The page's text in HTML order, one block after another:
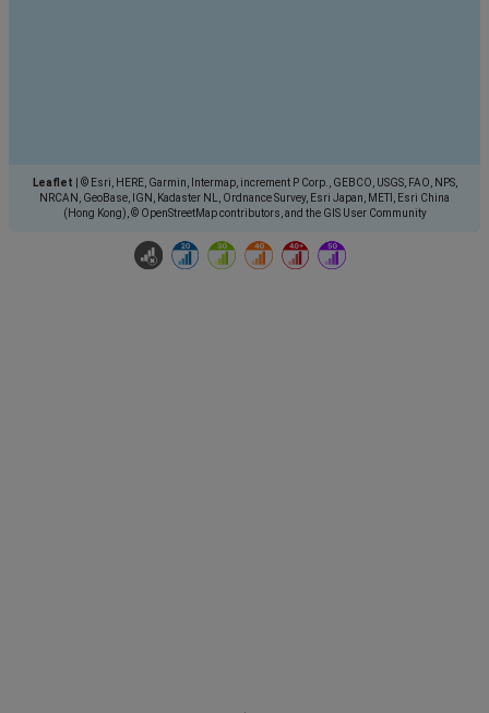
Leaflet
© Esri, HERE, Garmin, Intermap, increment P Corp., GEBCO, USGS, FAO, NPS,
NRCAN, GeoBase, IGN, Kadaster NL, Ordnance Survey, Esri Japan, METI, Esri China
(Hong Kong), © OpenStreetMap contributors, and the GIS User Community